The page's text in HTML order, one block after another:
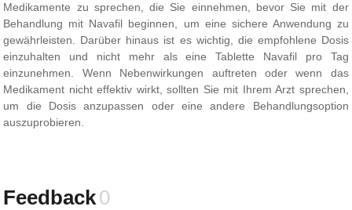
Medikamente zu sprechen, die Sie einnehmen, bevor Sie mit der
Behandlung mit Navafil beginnen, um eine sichere Anwendung zu
gewährleisten. Darüber hinaus ist es wichtig, die empfohlene Dosis
einzuhalten und nicht mehr als eine Tablette Navafil pro Tag
einzunehmen. Wenn Nebenwirkungen auftreten oder wenn das
Medikament nicht effektiv wirkt, sollten Sie mit Ihrem Arzt sprechen,
um die Dosis anzupassen oder eine andere Behandlungsoption
auszuprobieren.
Feedback0